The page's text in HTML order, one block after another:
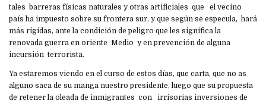
tales barreras físicas naturales y otras artificiales que el vecino
país ha impuesto sobre su frontera sur, y que según se especula, hará
más rígidas, ante la condición de peligro que les significa la
renovada guerra en oriente Medio y en prevención de alguna
incursión terrorista.
Ya estaremos viendo en el curso de estos días, que carta, que no as
alguno saca de su manga nuestro presidente, luego que su propuesta
de retener la oleada de inmigrantes con irrisorias inversiones de